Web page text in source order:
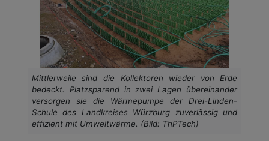
Mittlerweile sind die Kollektoren wieder von Erde
bedeckt. Platzsparend in zwei Lagen übereinander
versorgen sie die Wärmepumpe der Drei-Linden-
Schule des Landkreises Würzburg zuverlässig und
effizient mit Umweltwärme. (Bild: ThPTech)